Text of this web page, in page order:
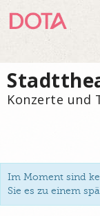
Konzerte und
Im Moment sind
Sie es zu einem